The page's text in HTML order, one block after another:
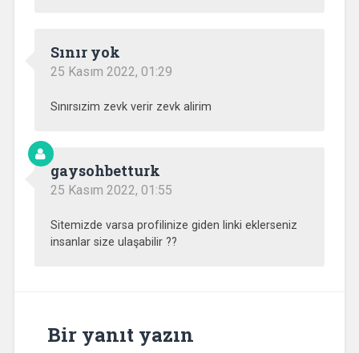
Sınır yok
25 Kasım 2022, 01:29
Sınırsızim zevk verir zevk alirim
gaysohbetturk
25 Kasım 2022, 01:55
Sitemizde varsa profilinize giden linki eklerseniz
insanlar size ulaşabilir ??
Bir yanıt yazın